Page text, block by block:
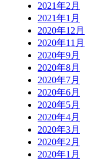
2021年2月
2021年1月
2020年12月
2020年11月
2020年9月
2020年8月
2020年7月
2020年6月
2020年5月
2020年4月
2020年3月
2020年2月
2020年1月